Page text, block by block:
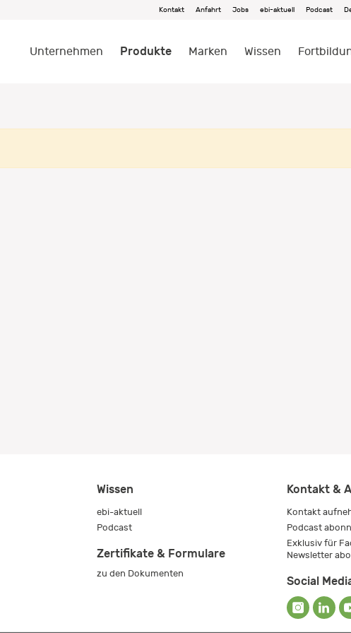
Kontakt Anfahrt Jobs ebi-aktuell Podcast
Unternehmen Produkte Marken Wissen
Wissen
ebi-aktuell
Podcast
Zertifikate & Formulare
zu den Dokumenten
Kontakt &
Kontakt
Podcast
Exklusiv für
Newsletter
Social